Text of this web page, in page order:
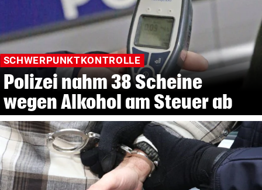
SCHWERPUNKTKONTROLLE
Polizei nahm 38 Scheine
wegen Alkohol am Steuer ab